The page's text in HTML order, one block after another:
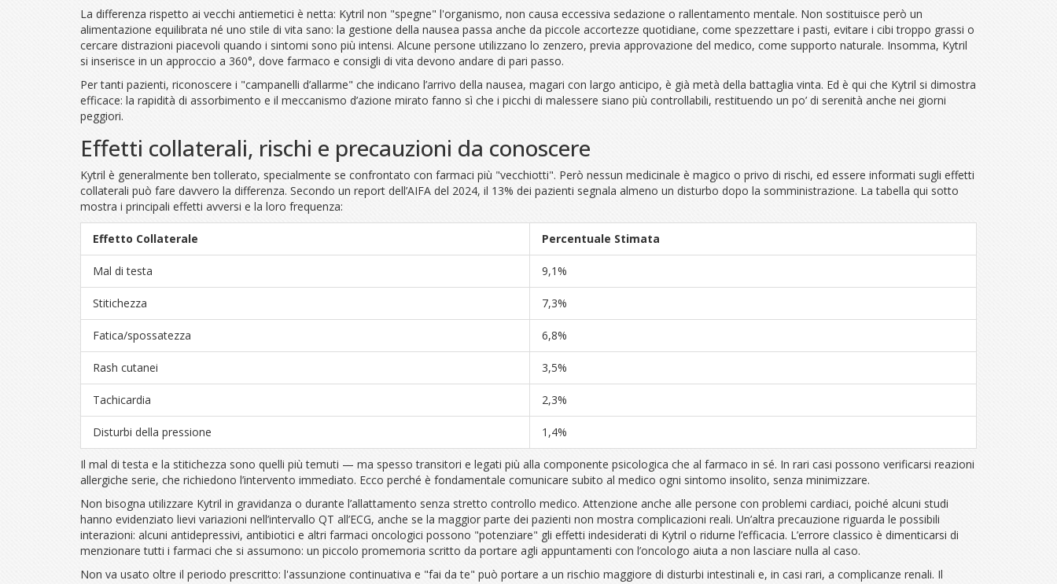
La differenza rispetto ai vecchi antiemetici è netta: Kytril non "spegne" l'organismo, non causa eccessiva sedazione o rallentamento mentale. Non sostituisce però un
alimentazione equilibrata né uno stile di vita sano: la gestione della nausea passa anche da piccole accortezze quotidiane, come spezzettare i pasti, evitare i cibi troppo grassi o
cercare distrazioni piacevoli quando i sintomi sono più intensi. Alcune persone utilizzano lo zenzero, previa approvazione del medico, come supporto naturale. Insomma, Kytril
si inserisce in un approccio a 360°, dove farmaco e consigli di vita devono andare di pari passo.
Per tanti pazienti, riconoscere i "campanelli d’allarme" che indicano l’arrivo della nausea, magari con largo anticipo, è già metà della battaglia vinta. Ed è qui che Kytril si dimostra
efficace: la rapidità di assorbimento e il meccanismo d’azione mirato fanno sì che i picchi di malessere siano più controllabili, restituendo un po’ di serenità anche nei giorni
peggiori.
Effetti collaterali, rischi e precauzioni da conoscere
Kytril è generalmente ben tollerato, specialmente se confrontato con farmaci più "vecchiotti". Però nessun medicinale è magico o privo di rischi, ed essere informati sugli effetti
collaterali può fare davvero la differenza. Secondo un report dell’AIFA del 2024, il 13% dei pazienti segnala almeno un disturbo dopo la somministrazione. La tabella qui sotto
mostra i principali effetti avversi e la loro frequenza:
Effetto Collaterale Percentuale Stimata
Mal di testa 9,1%
Stitichezza 7,3%
Fatica/spossatezza 6,8%
Rash cutanei 3,5%
Tachicardia 2,3%
Disturbi della pressione 1,4%
Il mal di testa e la stitichezza sono quelli più temuti — ma spesso transitori e legati più alla componente psicologica che al farmaco in sé. In rari casi possono verificarsi reazioni
allergiche serie, che richiedono l’intervento immediato. Ecco perché è fondamentale comunicare subito al medico ogni sintomo insolito, senza minimizzare.
Non bisogna utilizzare Kytril in gravidanza o durante l’allattamento senza stretto controllo medico. Attenzione anche alle persone con problemi cardiaci, poiché alcuni studi
hanno evidenziato lievi variazioni nell’intervallo QT all’ECG, anche se la maggior parte dei pazienti non mostra complicazioni reali. Un’altra precauzione riguarda le possibili
interazioni: alcuni antidepressivi, antibiotici e altri farmaci oncologici possono "potenziare" gli effetti indesiderati di Kytril o ridurne l’efficacia. L’errore classico è dimenticarsi di
menzionare tutti i farmaci che si assumono: un piccolo promemoria scritto da portare agli appuntamenti con l’oncologo aiuta a non lasciare nulla al caso.
Non va usato oltre il periodo prescritto: l'assunzione continuativa e "fai da te" può portare a un rischio maggiore di disturbi intestinali e, in casi rari, a complicanze renali. Il